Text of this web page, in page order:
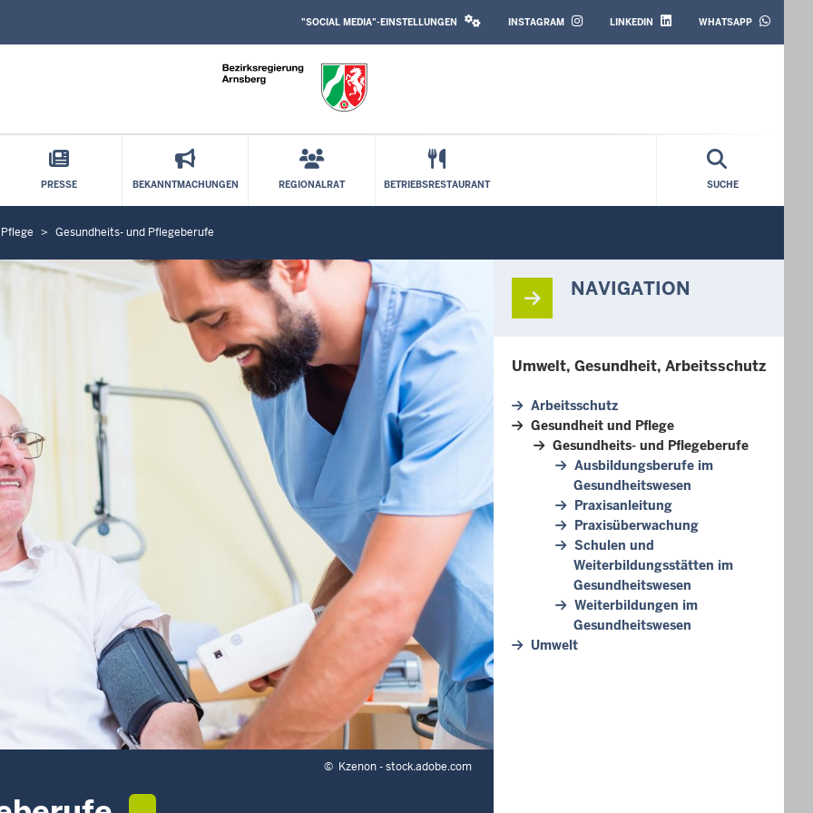
MEDIA
"SOCIAL MEDIA"-EINSTELLUNGEN
MEDIA
INSTAGRAM LINKEDIN WHATSAPP
PRESSE BEKANNTMACHUNGEN REGIONALRAT BETRIEBSRESTAURANT SUCHE
Gesundheits- und Pflegeberufe
© Kzenon - stock.adobe.com
NAVIGATION
Umwelt, Gesundheit, Arbeitsschutz
Arbeitsschutz
Gesundheit und Pflege
Gesundheits- und Pflegeberufe
Ausbildungsberufe im
Gesundheitswesen
Praxisanleitung
Praxisüberwachung
Schulen und
Weiterbildungsstätten im
Gesundheitswesen
Weiterbildungen im
Gesundheitswesen
Umwelt